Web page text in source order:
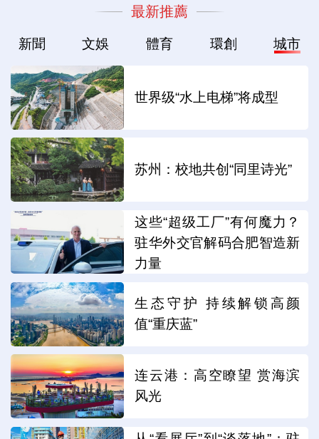
最新推薦
新聞 文娛 體育 環創 城市
世界级“水上电梯”将成型
苏州：校地共创“同里诗光”
这些“超级工厂”有何魔力？
驻华外交官解码合肥智造新
力量
生态守护 持续解锁高颜
值“重庆蓝”
连云港：高空瞭望 赏海滨
风光